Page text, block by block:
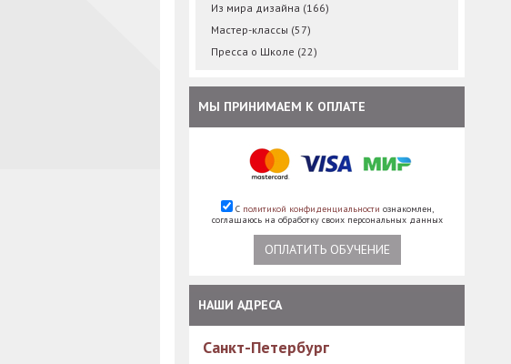
Из мира дизайна (166)
Мастер-классы (57)
Пресса о Школе (22)
МЫ ПРИНИМАЕМ К ОПЛАТЕ
С политикой конфиденциальности ознакомлен,
соглашаюсь на обработку своих персональных данных
ОПЛАТИТЬ ОБУЧЕНИЕ
НАШИ АДРЕСА
Санкт-Петербург